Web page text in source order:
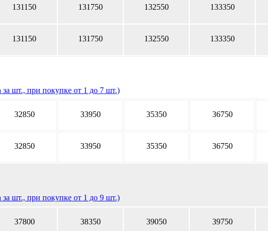
131150 131750 132550 133350
131150 131750 132550 133350
шт., при покупке от 1 до 7 шт.)
32850 33950 35350 36750
32850 33950 35350 36750
шт., при покупке от 1 до 9 шт.)
37800 38350 39050 39750